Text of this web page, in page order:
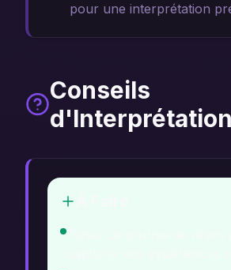
pour une interprétation
Conseils
d'Interprétation